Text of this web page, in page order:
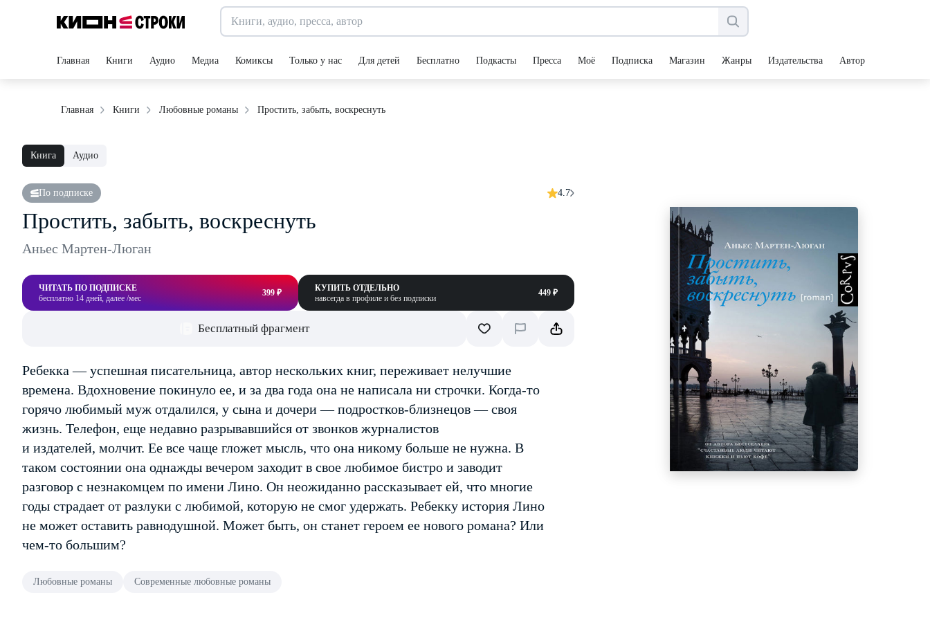
Главная Книги Аудио Медиа Комиксы Только у нас Для детей Бесплатно Подкасты Пресса Моё Подписка Магазин Жанры Издательства Авторы
Главная Книги Любовные романы Простить, забыть, воскреснуть
Книга Аудио
По подписке 4.7
Простить, забыть, воскреснуть
Аньес Мартен-Люган
ЧИТАТЬ ПО ПОДПИСКЕ
бесплатно 14 дней, далее /мес
399 ₽
КУПИТЬ ОТДЕЛЬНО
навсегда в профиле и без подписки
449 ₽
Бесплатный фрагмент
Ребекка — успешная писательница, автор нескольких книг, переживает нелучшие
времена. Вдохновение покинуло ее, и за два года она не написала ни строчки. Когда‑то
горячо любимый муж отдалился, у сына и дочери — подростков-близнецов — своя
жизнь. Телефон, еще недавно разрывавшийся от звонков журналистов
и издателей, молчит. Ее все чаще гложет мысль, что она никому больше не нужна. В
таком состоянии она однажды вечером заходит в свое любимое бистро и заводит
разговор с незнакомцем по имени Лино. Он неожиданно рассказывает ей, что многие
годы страдает от разлуки с любимой, которую не смог удержать. Ребекку история Лино
не может оставить равнодушной. Может быть, он станет героем ее нового романа? Или
чем‑то большим?
Любовные романы Современные любовные романы